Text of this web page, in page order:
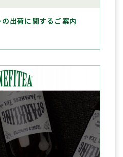
出荷に関するご案内